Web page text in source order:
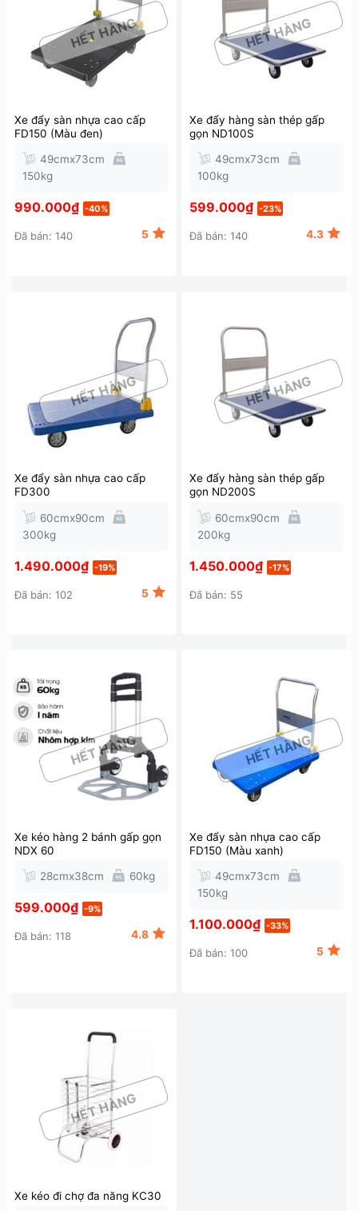
HẾT HÀNG
Xe đẩy sàn nhựa cao cấp
FD150 (Màu đen)
49cmx73cm
150kg
990.000₫ -40%
Đã bán: 140 5
HẾT HÀNG
Xe đẩy hàng sàn thép gấp
gọn ND100S
49cmx73cm
100kg
599.000₫ -23%
Đã bán: 140 4.3
HẾT HÀNG
Xe đẩy sàn nhựa cao cấp
FD300
60cmx90cm
300kg
1.490.000₫ -19%
Đã bán: 102 5
HẾT HÀNG
Xe đẩy hàng sàn thép gấp
gọn ND200S
60cmx90cm
200kg
1.450.000₫ -17%
Đã bán: 55
HẾT HÀNG
Xe kéo hàng 2 bánh gấp gọn
NDX 60
28cmx38cm 60kg
599.000₫ -9%
Đã bán: 118 4.8
HẾT HÀNG
Xe đẩy sàn nhựa cao cấp
FD150 (Màu xanh)
49cmx73cm
150kg
1.100.000₫ -33%
Đã bán: 100 5
HẾT HÀNG
Xe kéo đi chợ đa năng KC30